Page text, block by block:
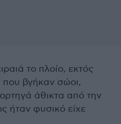
το πλοίο, εκτός
που βγήκαν σώοι,
άθικτα από την
ήταν φυσικό είχε